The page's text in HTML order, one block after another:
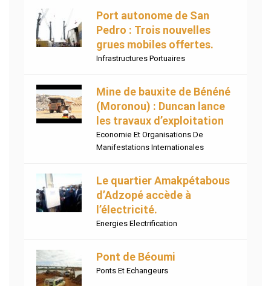
Port autonome de San
Pedro : Trois nouvelles
grues mobiles offertes.
Infrastructures Portuaires
Mine de bauxite de Bénéné
(Moronou) : Duncan lance
les travaux d’exploitation
Economie Et Organisations De
Manifestations Internationales
Le quartier Amakpétabous
d’Adzopé accède à
l’électricité.
Energies Electrification
Pont de Béoumi
Ponts Et Echangeurs